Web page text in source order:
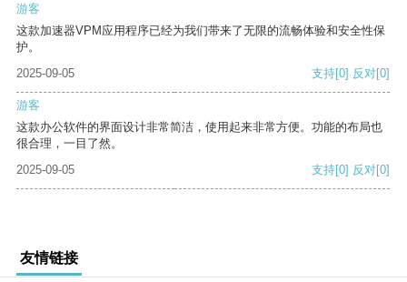
游客
这款加速器VPM应用程序已经为我们带来了无限的流畅体验和安全性保
护。
2025-09-05
支持[0] 反对[0]
游客
这款办公软件的界面设计非常简洁，使用起来非常方便。功能的布局也
很合理，一目了然。
2025-09-05
支持[0] 反对[0]
友情链接